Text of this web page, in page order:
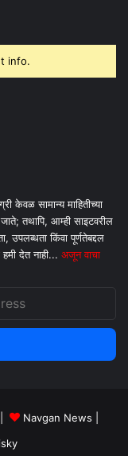
info.
सामान्य माहितीच्या
तथापि, आम्ही साइटवरील
उपलब्धता किंवा पूर्णतेबद्दल
हमी देत ​​नाही... अजून वाचा
Navgan News